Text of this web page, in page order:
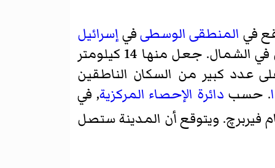
في المنطقى الوسطىفيإسرائيل
. تقع بين سيل پوليچ ومعهد وينچيت في الجنوب وسيل افيخيل في الشمال. جعل منها 14 كيلومتر
. حسب دائرة الإحصاء المركزية, في
فيربرچ. ويتوقع أن المدينة ستصل